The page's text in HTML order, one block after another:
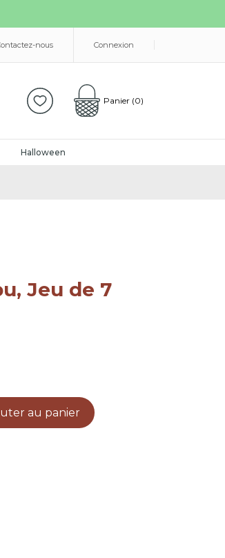
nous Connexion
Panier (0)
Halloween
Jeu de 7
au panier